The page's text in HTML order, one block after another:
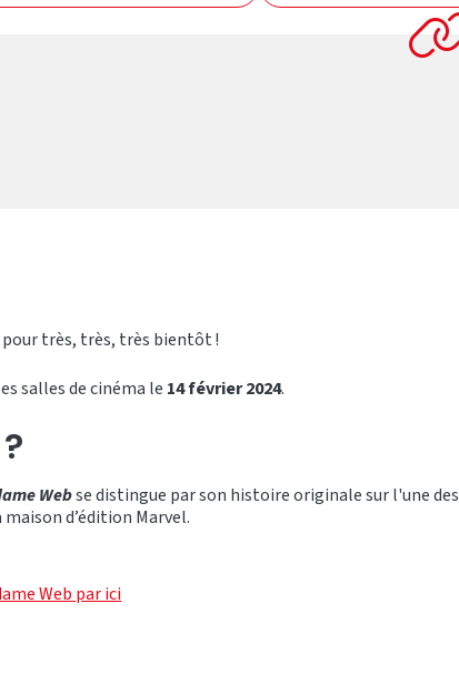
très, très, très bientôt !
salles de cinéma le 14 février 2024.
Webse distingue par son histoire originale sur l'une des
d’édition Marvel.
Web par ici